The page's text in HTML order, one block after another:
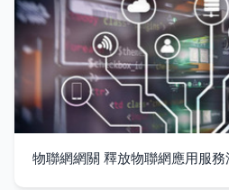
物聯網網關 釋放物聯網應用服